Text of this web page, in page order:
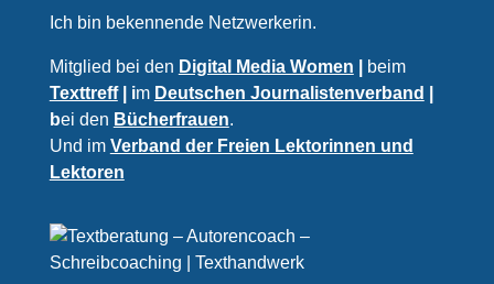
Ich bin bekennende Netzwerkerin.
Mitglied bei den Digital Media Women
beim
Texttreff| im Deutschen Journalistenverband
bei den Bücherfrauen.
Und im Verband der Freien Lektorinnen und
Lektoren